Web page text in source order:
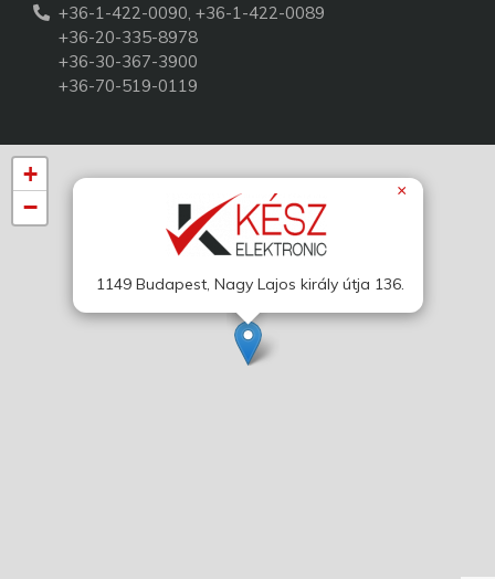
+36-1-422-0090, +36-1-422-0089
+36-20-335-8978
+36-30-367-3900
+36-70-519-0119
1149 Budapest, Nagy Lajos király útja 136.
×
+
−